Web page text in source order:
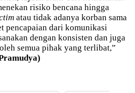
risiko bencana hingga
atau tidak adanya korban sama
pencapaian dari komunikasi
dengan konsisten dan juga
semua pihak yang terlibat,”